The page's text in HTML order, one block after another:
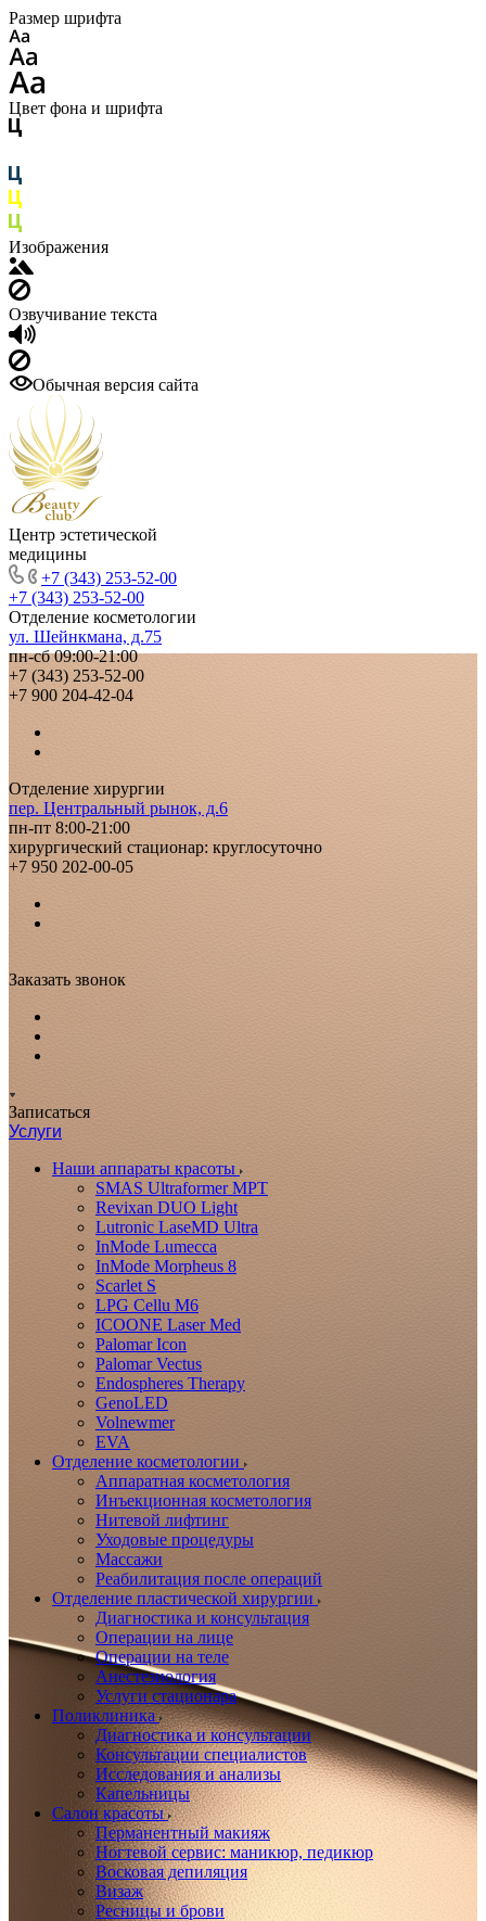
Размер шрифта
Цвет фона и шрифта
Изображения
Озвучивание текста
Обычная версия сайта
Центр эстетической
медицины
+7 (343) 253-52-00
+7 (343) 253-52-00
Отделение косметологии
ул. Шейнкмана, д.75
пн-сб 09:00-21:00
+7 (343) 253-52-00
+7 900 204-42-04
Отделение хирургии
пер. Центральный рынок, д.6
пн-пт 8:00-21:00
хирургический стационар: круглосуточно
+7 950 202-00-05
Заказать звонок
Записаться
Услуги
Наши аппараты красоты
SMAS Ultraformer MPT
Revixan DUO Light
Lutronic LaseMD Ultra
InMode Lumecca
InMode Morpheus 8
Scarlet S
LPG Cellu M6
ICOONE Laser Med
Palomar Icon
Palomar Vectus
Endospheres Therapy
GenoLED
Volnewmer
EVA
Отделение косметологии
Аппаратная косметология
Инъекционная косметология
Нитевой лифтинг
Уходовые процедуры
Массажи
Реабилитация после операций
Отделение пластической хирургии
Диагностика и консультация
Операции на лице
Операции на теле
Анестезиология
Услуги стационара
Поликлиника
Диагностика и консультации
Консультации специалистов
Исследования и анализы
Капельницы
Салон красоты
Перманентный макияж
Ногтевой сервис: маникюр, педикюр
Восковая депиляция
Визаж
Ресницы и брови